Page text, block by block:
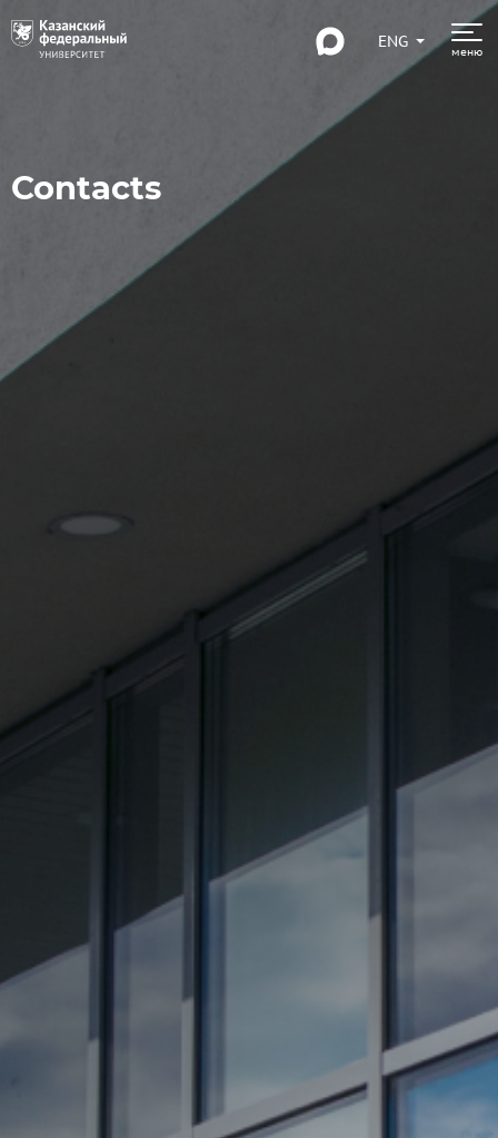
ENG
меню
Contacts